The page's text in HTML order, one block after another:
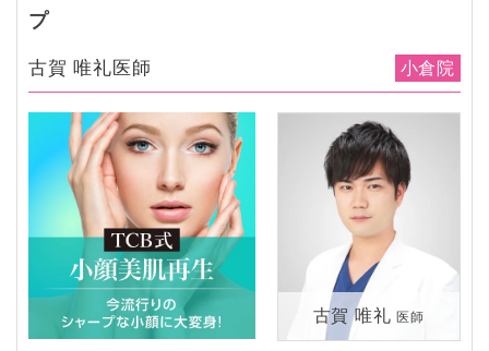
プ
古賀 唯礼医師 小倉院
古賀 唯礼 医師